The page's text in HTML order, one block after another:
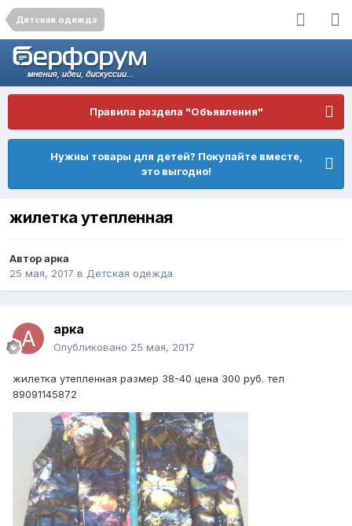
Детская одежда
Правила раздела "Объявления"
Нужны товары для детей? Покупайте вместе,
это выгодно!
жилетка утепленная
Авторарка
25 мая, 2017 в Детская одежда
арка
Опубликовано 25 мая, 2017
жилетка утепленная размер 38-40 цена 300 руб. тел
89091145872